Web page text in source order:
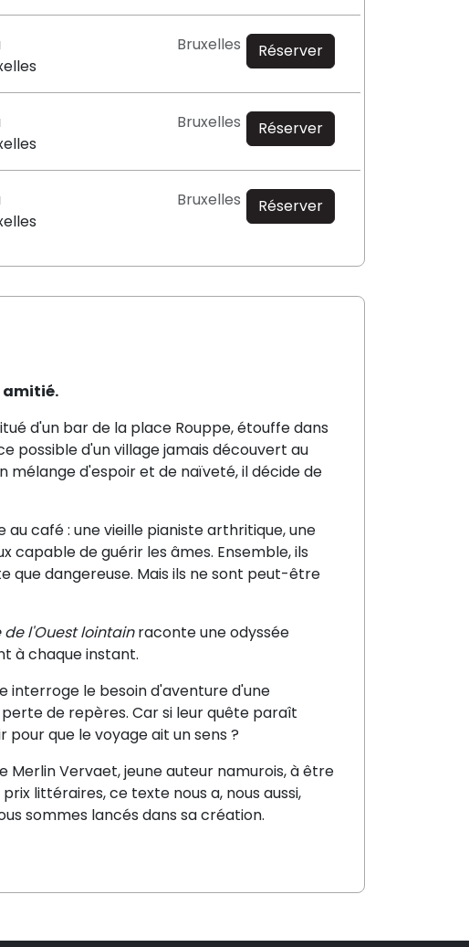
Bruxelles Réserver
Bruxelles Réserver
Bruxelles Réserver
amitié.
d'un bar de la place Rouppe, étouffe dans
possible d'un village jamais découvert au
d'espoir et de naïveté, il décide de
café : une vieille pianiste arthritique, une
capable de guérir les âmes. Ensemble, ils
que dangereuse. Mais ils ne sont peut-être
de l'Ouest lointainraconte une odyssée
à chaque instant.
interroge le besoin d'aventure d'une
de repères. Car si leur quête paraît
pour que le voyage ait un sens ?
Vervaet, jeune auteur namurois, à être
littéraires, ce texte nous a, nous aussi,
sommes lancés dans sa création.